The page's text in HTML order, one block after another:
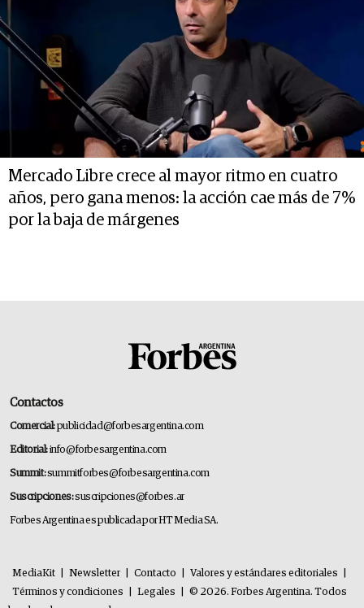
Mercado Libre crece al mayor ritmo en cuatro
años, pero gana menos: la acción cae más de 7%
por la baja de márgenes
Contactos
Comercial:publicidad@forbesargentina.com
Editorial:info@forbesargentina.com
Summit:summitforbes@forbesargentina.com
Suscripciones:suscripciones@forbes.ar
Forbes Argentina es publicada por HT Media SA.
MediaKit Newsletter Contacto Valores y estándares editoriales
Términos y condiciones
Legales
© 2026. Forbes Argentina. Todos